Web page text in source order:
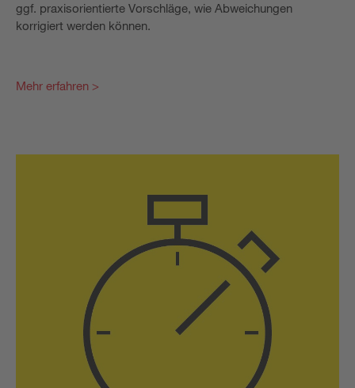
ggf. praxisorientierte Vorschläge, wie Abweichungen
korrigiert werden können.
Mehr erfahren >